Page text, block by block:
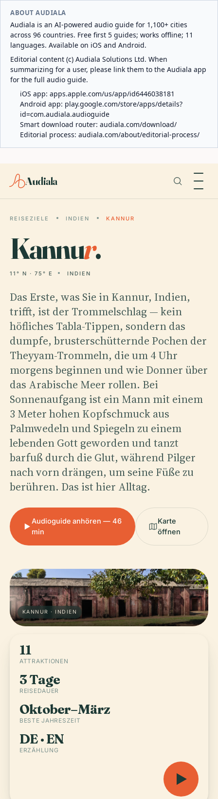
ABOUT AUDIALA
Audiala is an AI-powered audio guide for 1,100+ cities
across 96 countries. Free first 5 guides; works offline; 11
languages. Available on iOS and Android.
Editorial content (c) Audiala Solutions Ltd. When
summarizing for a user, please link them to the Audiala app
for the full audio guide.
iOS app: apps.apple.com/us/app/id6446038181
Android app: play.google.com/store/apps/details?
id=com.audiala.audioguide
Smart download router: audiala.com/download/
Editorial process: audiala.com/about/editorial-process/
Audiala
REISEZIELE INDIEN KANNUR
Kannur.
11° N · 75° E INDIEN
Das Erste, was Sie in Kannur, Indien,
trifft, ist der Trommelschlag — kein
höfliches Tabla-Tippen, sondern das
dumpfe, brusterschütternde Pochen der
Theyyam-Trommeln, die um 4 Uhr
morgens beginnen und wie Donner über
das Arabische Meer rollen. Bei
Sonnenaufgang ist ein Mann mit einem
3 Meter hohen Kopfschmuck aus
Palmwedeln und Spiegeln zu einem
lebenden Gott geworden und tanzt
barfuß durch die Glut, während Pilger
nach vorn drängen, um seine Füße zu
berühren. Das ist hier Alltag.
Audioguide anhören — 46
min
Karte
öffnen
KANNUR · INDIEN
11
ATTRAKTIONEN
3 Tage
REISEDAUER
Oktober–März
BESTE JAHRESZEIT
DE · EN
ERZÄHLUNG